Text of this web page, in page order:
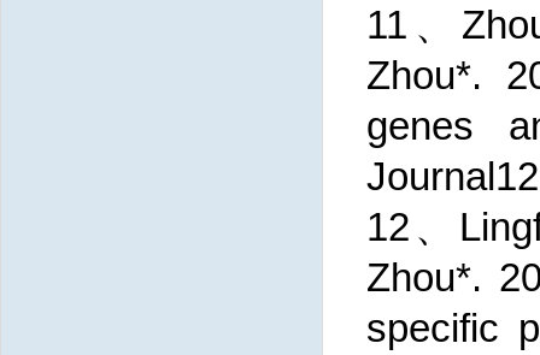
11、
Zhou*.
genes
12、
Zhou*.
specific